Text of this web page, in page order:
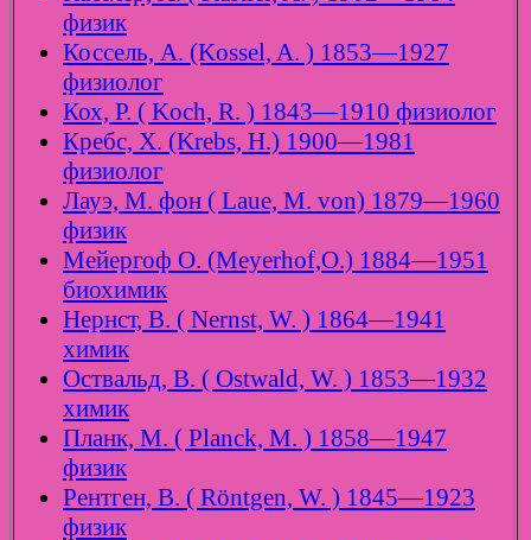
физик
Коссель, А. (Kossel, A. ) 1853—1927
физиолог
Кох, Р. ( Koch, R. ) 1843—1910 физиолог
Кребс, Х. (Krebs, H.) 1900—1981
физиолог
Лауэ, М. фон ( Laue, M. von) 1879—1960
физик
Мейергоф О. (Meyerhof,O.) 1884—1951
биохимик
Нернст, В. ( Nernst, W. ) 1864—1941
химик
Оствальд, В. ( Ostwald, W. ) 1853—1932
химик
Планк, М. ( Planck, M. ) 1858—1947
физик
Рентген, В. ( Röntgen, W. ) 1845—1923
физик